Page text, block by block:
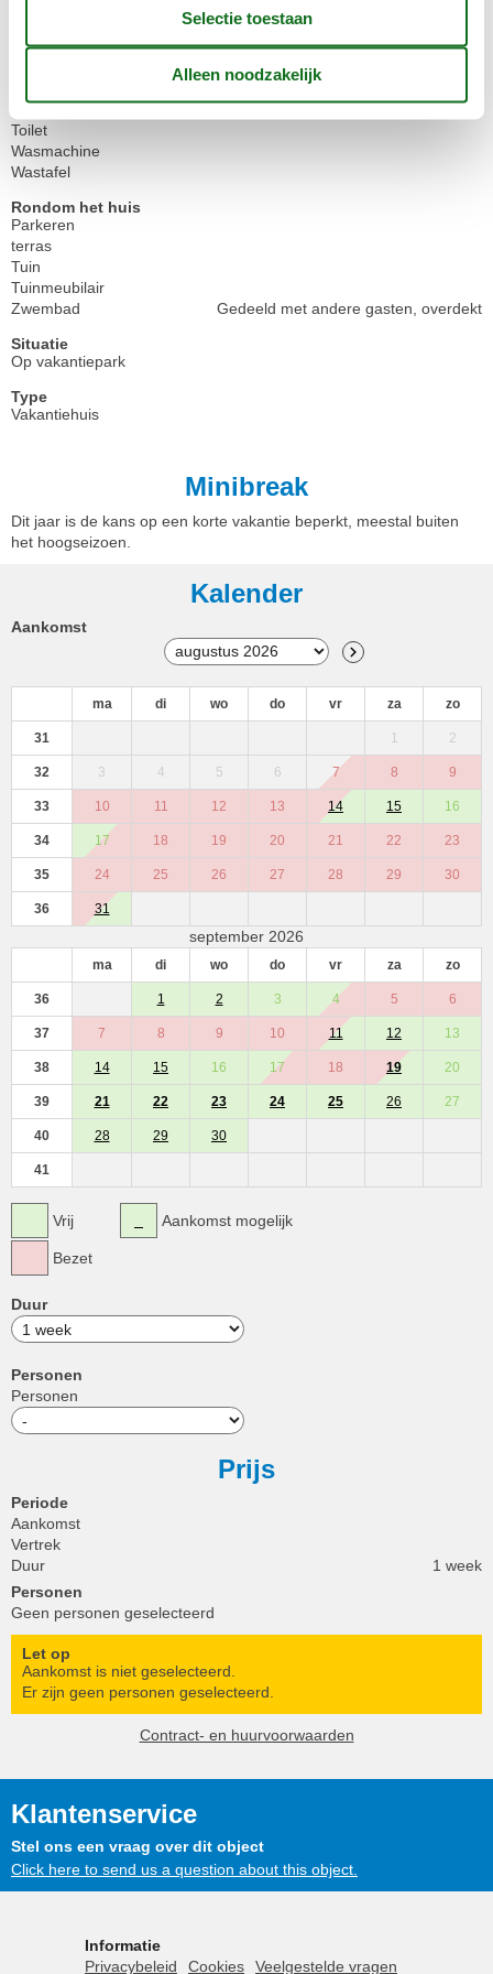
Loodgieterswerk / Wassen
Droger
Toilet
Wasmachine
Wastafel
Rondom het huis
Parkeren
terras
Tuin
Tuinmeubilair
Zwembad
Gedeeld met andere gasten, overdekt
Situatie
Op vakantiepark
Type
Vakantiehuis
Minibreak
Dit jaar is de kans op een korte vakantie beperkt, meestal buiten
het hoogseizoen.
Kalender
Aankomst
ma di wo do vr za zo
31 1 2
32 3 4 5 6 7 8 9
33 10 11 12 13 14 15 16
34 17 18 19 20 21 22 23
35 24 25 26 27 28 29 30
36 31
september 2026
ma di wo do vr za zo
36 1 2 3 4 5 6
37 7 8 9 10 11 12 13
38 14 15 16 17 18 19 20
39 21 22 23 24 25 26 27
40 28 29 30
41
Vrij
Bezet
Aankomst mogelijk
Duur
Personen
Personen
Prijs
Periode
Aankomst
Vertrek
Duur
1 week
Personen
Geen personen geselecteerd
Let op
Aankomst is niet geselecteerd.
Er zijn geen personen geselecteerd.
Contract- en huurvoorwaarden
Klantenservice
Stel ons een vraag over dit object
Click here to send us a question about this object.
Informatie
Privacybeleid
Cookies Veelgestelde vragen